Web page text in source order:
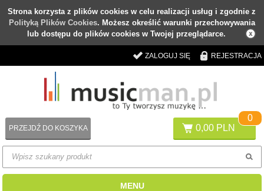
Strona korzysta z plików cookies w celu realizacji usług i zgodnie z
Polityką Plików Cookies. Możesz określić warunki przechowywania
lub dostępu do plików cookies w Twojej przeglądarce.
ZALOGUJ SIĘ REJESTRACJA
0,00 PLN
0
PRZEJDŹ DO KOSZYKA
MENU